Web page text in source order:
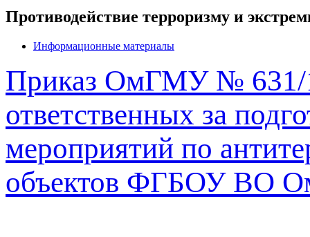
Приказ ОмГМУ № 631/
ответственных за
мероприятий по
объектов ФГБОУ ВО
Наука и образование